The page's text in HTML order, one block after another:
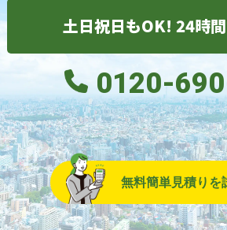
土日祝日もOK! 24時
0120-
無料簡単見積りを